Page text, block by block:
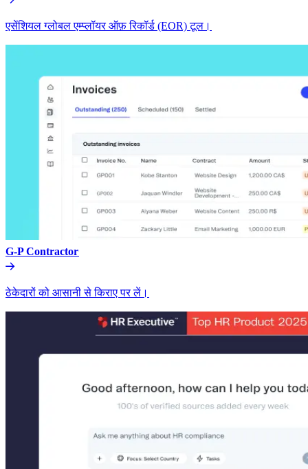
एसेंशियल ग्लोबल एम्प्लॉयर ऑफ़ रिकॉर्ड (EOR) टूल।​​
G-P Contractor​​
ठेकेदारों को आसानी से किराए पर लें।​​